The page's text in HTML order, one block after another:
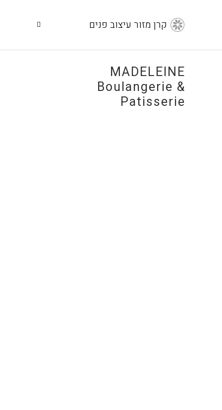
קרן מזור עיצוב פנים
MADELEINE
Boulangerie &
Patisserie